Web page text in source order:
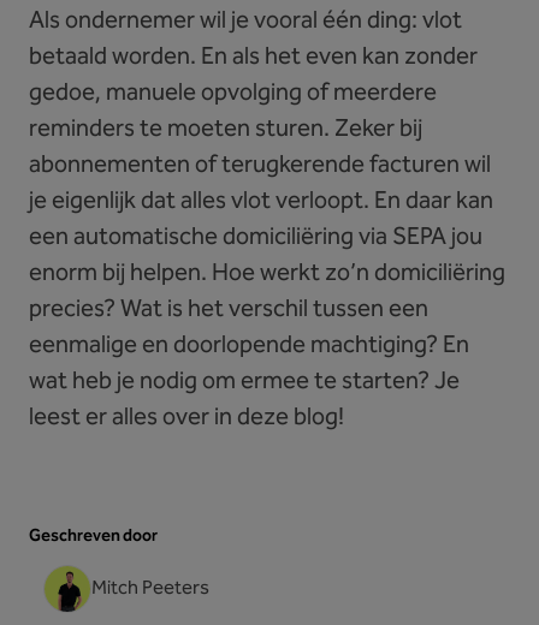
Als ondernemer wil je vooral één ding: vlot
betaald worden. En als het even kan zonder
gedoe, manuele opvolging of meerdere
reminders te moeten sturen. Zeker bij
abonnementen of terugkerende facturen wil
je eigenlijk dat alles vlot verloopt. En daar kan
een automatische domiciliëring via SEPA jou
enorm bij helpen. Hoe werkt zo’n domiciliëring
precies? Wat is het verschil tussen een
eenmalige en doorlopende machtiging? En
wat heb je nodig om ermee te starten? Je
leest er alles over in deze blog!
Geschreven door
Mitch Peeters